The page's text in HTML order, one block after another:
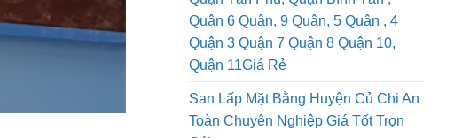
San Lấp Mặt Bằng Quận 1, Dịch Vụ
Quận 2 , Và Quận 12 Quận Tân Bình,
Quận Tân Phú, Quận Bình Tân ,
Quận 6 Quận, 9 Quận, 5 Quận , 4
Quận 3 Quận 7 Quận 8 Quận 10,
Quận 11Giá Rẻ